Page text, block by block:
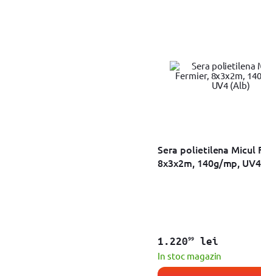
Sera polietilena Micul
8x3x2m, 140g/mp,
1.22099lei
In stoc magazin